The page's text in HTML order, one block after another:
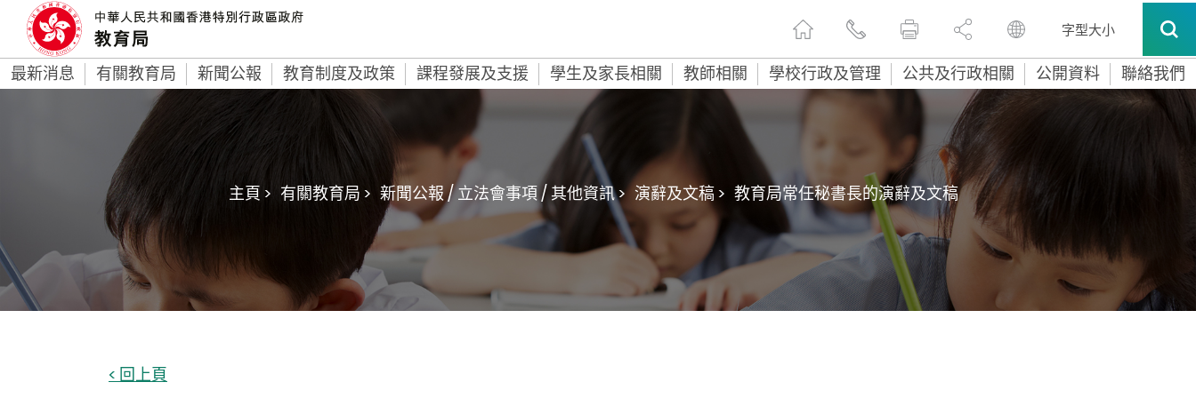
字型大小
最新消息 有關教育局 新聞公報 教育制度及政策 課程發展及支援 學生及家長相關 教師相關 學校行政及管理 公共及行政相關 公開資料 聯絡我們
主頁 > 有關教育局 > 新聞公報 / 立法會事項 / 其他資訊 > 演辭及文稿 > 教育局常任秘書長的演辭及文稿
< 回上頁